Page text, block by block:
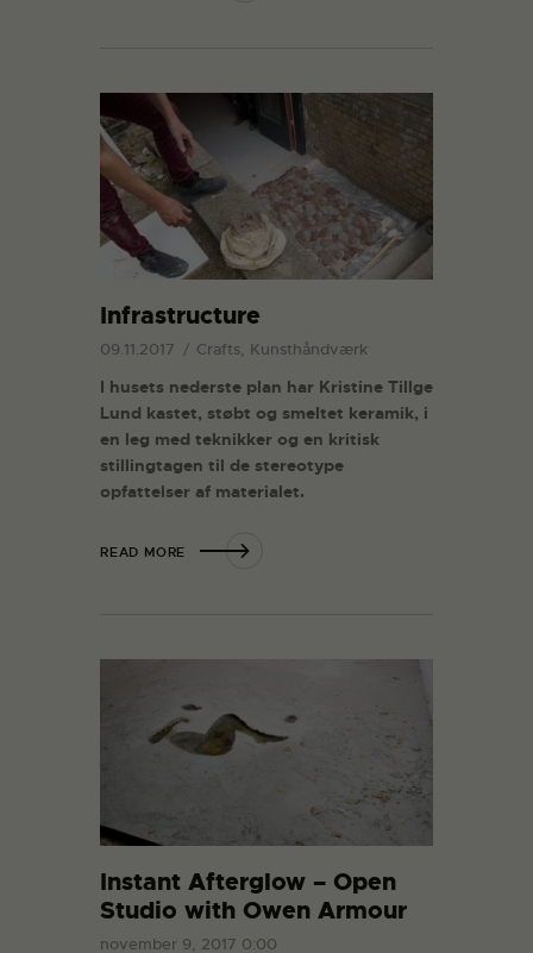
Infrastructure
09.11.2017 Crafts, Kunsthåndværk
I husets nederste plan har Kristine Tillge
Lund kastet, støbt og smeltet keramik, i
en leg med teknikker og en kritisk
stillingtagen til de stereotype
opfattelser af materialet.
READ MORE
Instant Afterglow – Open
Studio with Owen Armour
november 9, 2017 0:00